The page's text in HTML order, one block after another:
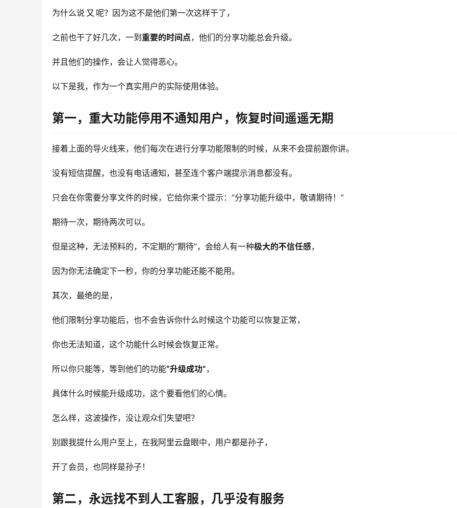
为什么说 又 呢？因为这不是他们第一次这样干了，
之前也干了好几次，一到 重要的时间点，他们的分享功能总会升级。
并且他们的操作，会让人觉得恶心。
以下是我，作为一个真实用户的实际使用体验。
第一，重大功能停用不通知用户，恢复时间遥遥无期
接着上面的导火线来，他们每次在进行分享功能限制的时候，从来不会提前跟你讲。
没有短信提醒，也没有电话通知，甚至连个客户端提示消息都没有。
只会在你需要分享文件的时候，它给你来个提示：“分享功能升级中，敬请期待！”
期待一次，期待两次可以。
但是这种，无法预料的，不定期的“期待”，会给人有一种极大的不信任感，
因为你无法确定下一秒，你的分享功能还能不能用。
其次，最绝的是，
他们限制分享功能后，也不会告诉你什么时候这个功能可以恢复正常，
你也无法知道，这个功能什么时候会恢复正常。
所以你只能等，等到他们的功能“升级成功”，
具体什么时候能升级成功，这个要看他们的心情。
怎么样，这波操作，没让观众们失望吧？
别跟我提什么用户至上，在我阿里云盘眼中，用户都是孙子，
开了会员，也同样是孙子！
第二，永远找不到人工客服，几乎没有服务